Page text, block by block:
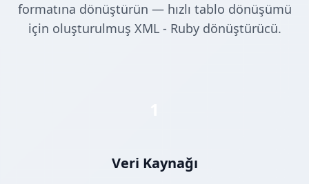
formatına dönüştürün — hızlı tablo dönüşümü
için oluşturulmuş XML - Ruby dönüştürücü.
Veri Kaynağı